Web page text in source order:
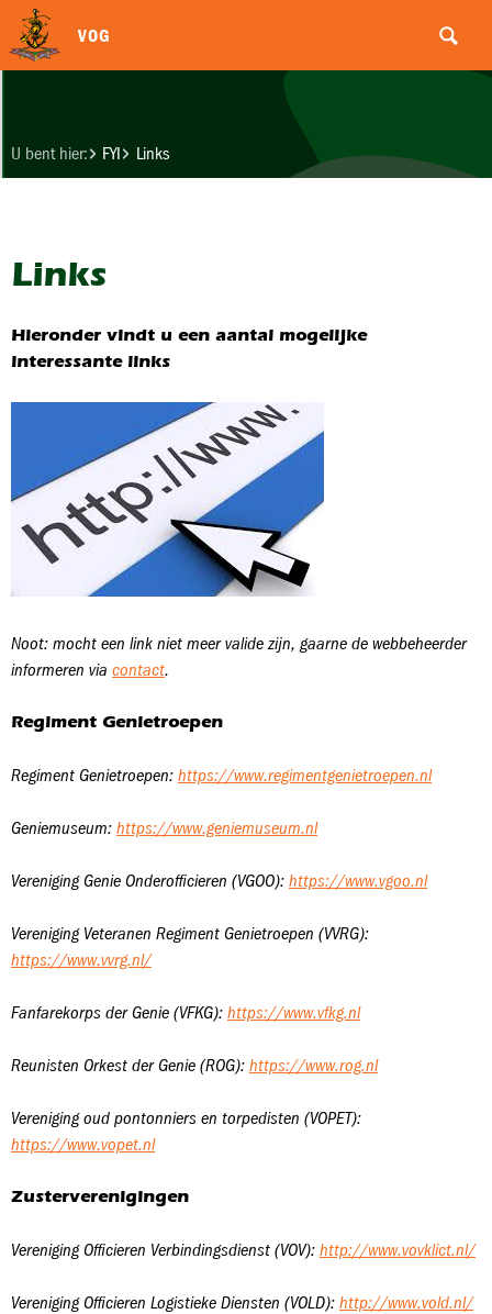
VOG
U bent hier: FYI Links
Links
Hieronder vindt u een aantal mogelijke
interessante links
Noot: mocht een link niet meer valide zijn, gaarne de webbeheerder
informeren via contact.
Regiment Genietroepen
Regiment Genietroepen: https://www.regimentgenietroepen.nl
Geniemuseum: https://www.geniemuseum.nl
Vereniging Genie Onderofficieren (VGOO): https://www.vgoo.nl
Vereniging Veteranen Regiment Genietroepen (VVRG):
https://www.vvrg.nl/
Fanfarekorps der Genie (VFKG): https://www.vfkg.nl
Reunisten Orkest der Genie (ROG): https://www.rog.nl
Vereniging oud pontonniers en torpedisten (VOPET):
https://www.vopet.nl
Zusterverenigingen
Vereniging Officieren Verbindingsdienst (VOV): http://www.vovklict.nl/
Vereniging Officieren Logistieke Diensten (VOLD): http://www.vold.nl/